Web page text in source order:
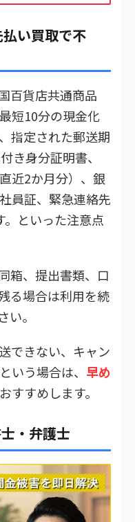
い買取で不
百貨店共通商品
短10分の現金化
指定された郵送期
き身分証明書、
近2か月分）、銀
員証、緊急連絡先
といった注意点
箱、提出書類、口
る場合は利用を続
い。
できない、キャン
いう場合は、 早め
すすめします。
・弁護士